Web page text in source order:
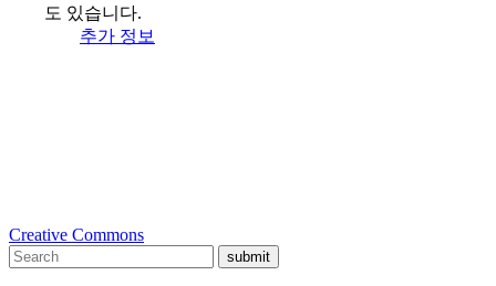
도 있습니다.
추가 정보
Creative Commons
submit